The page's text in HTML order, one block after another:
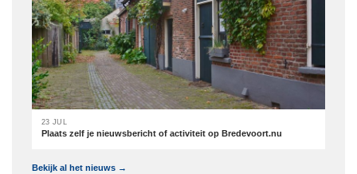
23 JUL
Plaats zelf je nieuwsbericht of activiteit op Bredevoort.nu
Bekijk al het nieuws →